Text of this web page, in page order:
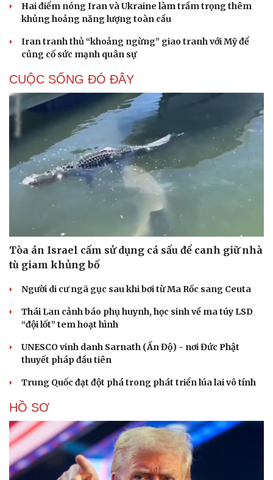
Hai điểm nóng Iran và Ukraine làm trầm trọng thêm
khủng hoảng năng lượng toàn cầu
Iran tranh thủ “khoảng ngừng” giao tranh với Mỹ để
củng cố sức mạnh quân sự
CUỘC SỐNG ĐÓ ĐÂY
Tòa án Israel cấm sử dụng cá sấu để canh giữ nhà
tù giam khủng bố
Người di cư ngã gục sau khi bơi từ Ma Rốc sang Ceuta
Thái Lan cảnh báo phụ huynh, học sinh về ma túy LSD
“đội lốt” tem hoạt hình
UNESCO vinh danh Sarnath (Ấn Độ) - nơi Đức Phật
thuyết pháp đầu tiên
Trung Quốc đạt đột phá trong phát triển lúa lai vô tính
HỒ SƠ